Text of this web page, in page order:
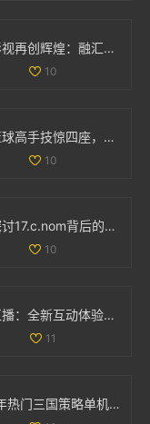
天美影视再创辉煌：融汇创新与经典的视听盛宴
10
街头篮球高手技惊四座，轻松撕扯对手防线让人叹服
10
深入探讨17.c.nom背后的意义与应用实例
10
蜜糖直播：全新互动体验引领直播行业风潮
11
2023年热门三国策略单机手游推荐，塔防类游戏排行榜一览